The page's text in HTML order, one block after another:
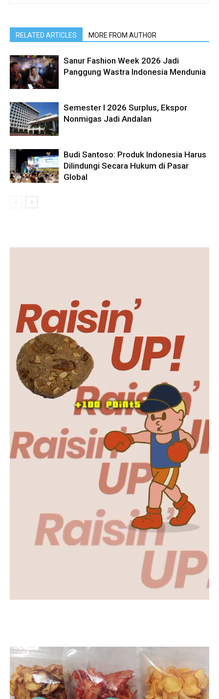
RELATED ARTICLES MORE FROM AUTHOR
Sanur Fashion Week 2026 Jadi
Panggung Wastra Indonesia Mendunia
Semester I 2026 Surplus, Ekspor
Nonmigas Jadi Andalan
Budi Santoso: Produk Indonesia Harus
Dilindungi Secara Hukum di Pasar
Global